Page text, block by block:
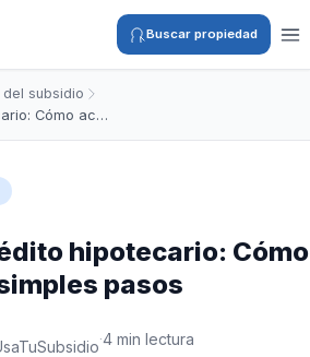
Buscar propiedad
subsidio
Cómo ac…
hipotecario: Cómo
pasos
·4 min lectura